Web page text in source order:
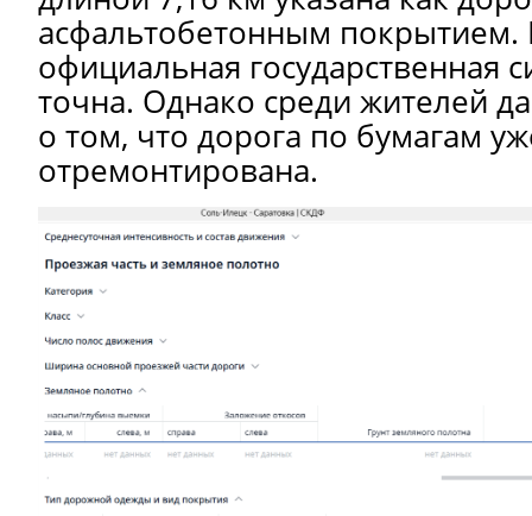
асфальтобетонным покрытием.
официальная государственная
точна. Однако среди жителей
о том, что дорога по бумагам
отремонтирована.